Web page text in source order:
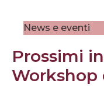
News e eventi
Prossimi